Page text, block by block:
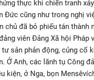
thực khi chiến tranh xảy
Đức cũng như trong nghị
chủ đã bỏ phiếu tán thành
viên Đảng Xã hội Pháp
sản phản động, củng cố
Ở Anh, các lãnh tụ Công
kiện, ở Nga, bọn